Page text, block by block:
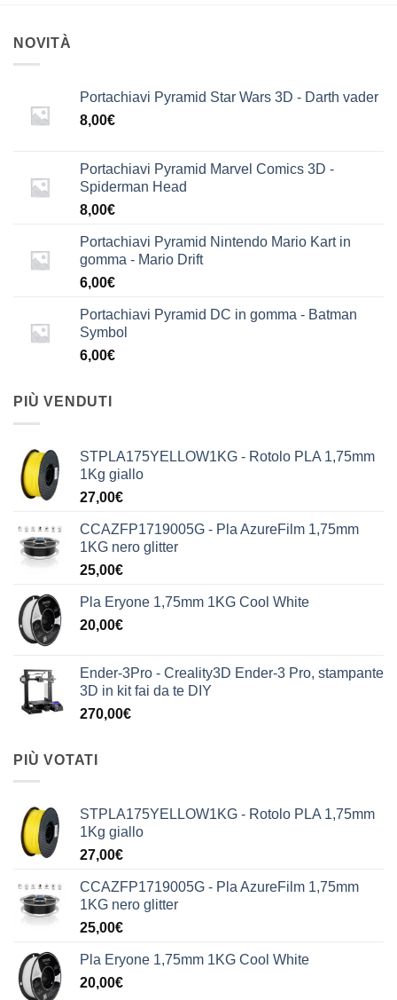
NOVITÀ
Portachiavi Pyramid Star Wars 3D - Darth vader
8,00€
Portachiavi Pyramid Marvel Comics 3D -
Spiderman Head
8,00€
Portachiavi Pyramid Nintendo Mario Kart in
gomma - Mario Drift
6,00€
Portachiavi Pyramid DC in gomma - Batman
Symbol
6,00€
PIÙ VENDUTI
STPLA175YELLOW1KG - Rotolo PLA 1,75mm
1Kg giallo
27,00€
CCAZFP1719005G - Pla AzureFilm 1,75mm
1KG nero glitter
25,00€
Pla Eryone 1,75mm 1KG Cool White
20,00€
Ender-3Pro - Creality3D Ender-3 Pro, stampante
3D in kit fai da te DIY
270,00€
PIÙ VOTATI
STPLA175YELLOW1KG - Rotolo PLA 1,75mm
1Kg giallo
27,00€
CCAZFP1719005G - Pla AzureFilm 1,75mm
1KG nero glitter
25,00€
Pla Eryone 1,75mm 1KG Cool White
20,00€